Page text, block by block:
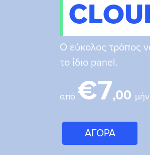
Ο εύκολος τρόπος
το ίδιο panel.
από €7,00
ΑΓΟΡΑ